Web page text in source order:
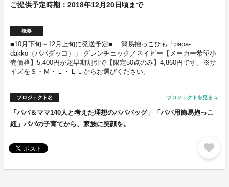
ご提供予定時期：2018年12月20日頃まで
概要
■10月下旬～12月上旬に発送予定■ 簡易抱っこひも「papa-
dakko（パパダッコ）」 グレンチェック／ネイビー【メーカー希望小
売価格】5,400円が超早期割引で【限定50点のみ】4,860円です。※サ
イズをＳ・Ｍ・Ｌ・ＬＬからお選びください。
プロジェクト名 プロジェクトを見る arrow_forward
「パパ＆ママ140人と考えた理想のパパバッグ」「パパ用簡易抱っこ
紐」パパの子育てから、家族に笑顔を。
favorite